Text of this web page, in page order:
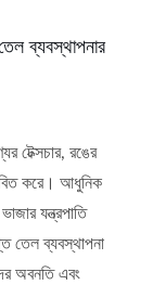
ব্যবস্থাপনার
টেক্সচার, রঙের
করে। আধুনিক
যন্ত্রপাতি
তেল ব্যবস্থাপনা
অবনতি এবং